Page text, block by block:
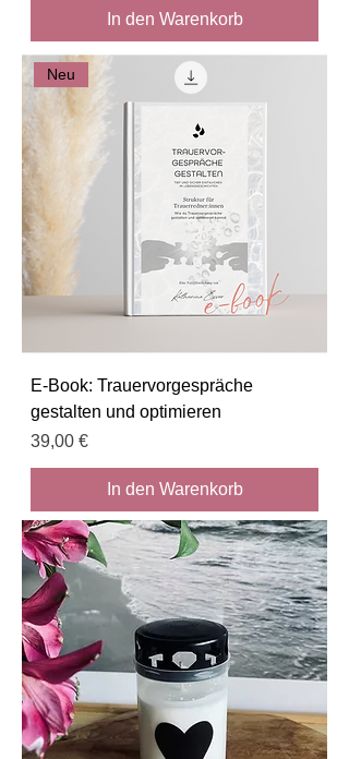
In den Warenkorb
Neu
E-Book: Trauervorgespräche
gestalten und optimieren
Preis
39,00 €
In den Warenkorb